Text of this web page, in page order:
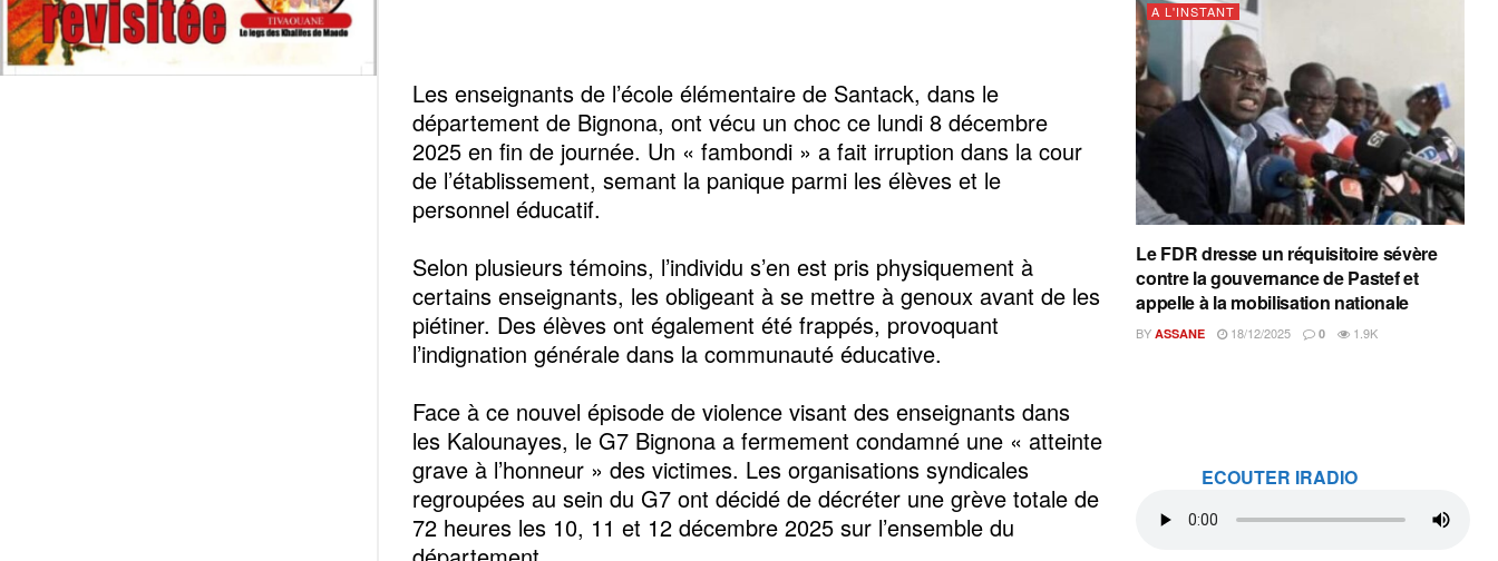
Les enseignants de l’école élémentaire de Santack, dans le
département de Bignona, ont vécu un choc ce lundi 8 décembre
2025 en fin de journée. Un « fambondi » a fait irruption dans la cour
de l’établissement, semant la panique parmi les élèves et le
personnel éducatif.
Selon plusieurs témoins, l’individu s’en est pris physiquement à
certains enseignants, les obligeant à se mettre à genoux avant de les
piétiner. Des élèves ont également été frappés, provoquant
l’indignation générale dans la communauté éducative.
Face à ce nouvel épisode de violence visant des enseignants dans
les Kalounayes, le G7 Bignona a fermement condamné une « atteinte
grave à l’honneur » des victimes. Les organisations syndicales
regroupées au sein du G7 ont décidé de décréter une grève totale de
72 heures les 10, 11 et 12 décembre 2025 sur l’ensemble du
A L'INSTANT
Le FDR dresse un réquisitoire sévère
contre la gouvernance de Pastef et
appelle à la mobilisation nationale
BY ASSANE 18/12/2025 0 1.9K
ECOUTER IRADIO